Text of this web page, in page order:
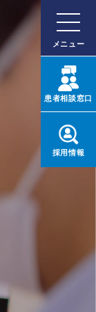
メニュー
患者相談窓口
採用情報